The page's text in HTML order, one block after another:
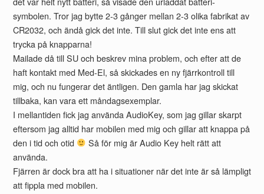
symbolen. Tror jag bytte 2-3 gånger mellan 2-3 olika fabrikat av
CR2032, och ändå gick det inte. Till slut gick det inte ens att
trycka på knapparna!
Mailade då till SU och beskrev mina problem, och efter att de
haft kontakt med Med-El, så skickades en ny fjärrkontroll till
mig, och nu fungerar det äntligen. Den gamla har jag skickat
tillbaka, kan vara ett måndagsexemplar.
I mellantiden fick jag använda AudioKey, som jag gillar skarpt
eftersom jag alltid har mobilen med mig och gillar att knappa på
den i tid och otid
Så för mig är Audio Key helt rätt att
använda.
Fjärren är dock bra att ha i situationer när det inte är så lämpligt
att fippla med mobilen.